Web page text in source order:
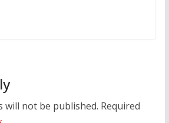
will not be published. Required